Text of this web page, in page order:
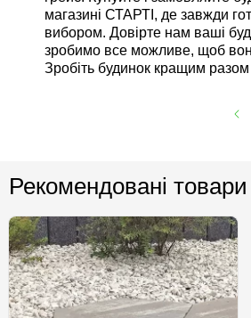
магазині СТАРТІ, де завжди
вибором. Довірте нам ваші
зробимо все можливе, щоб
Зробіть будинок кращим разом
Рекомендовані товари